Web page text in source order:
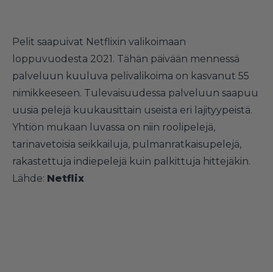
Pelit saapuivat Netflixin valikoimaan
loppuvuodesta 2021. Tähän päivään mennessä
palveluun kuuluva pelivalikoima on kasvanut 55
nimikkeeseen. Tulevaisuudessa palveluun saapuu
uusia pelejä kuukausittain useista eri lajityypeistä.
Yhtiön mukaan luvassa on niin roolipelejä,
tarinavetoisia seikkailuja, pulmanratkaisupelejä,
rakastettuja indiepelejä kuin palkittuja hittejäkin.
Lähde: Netflix